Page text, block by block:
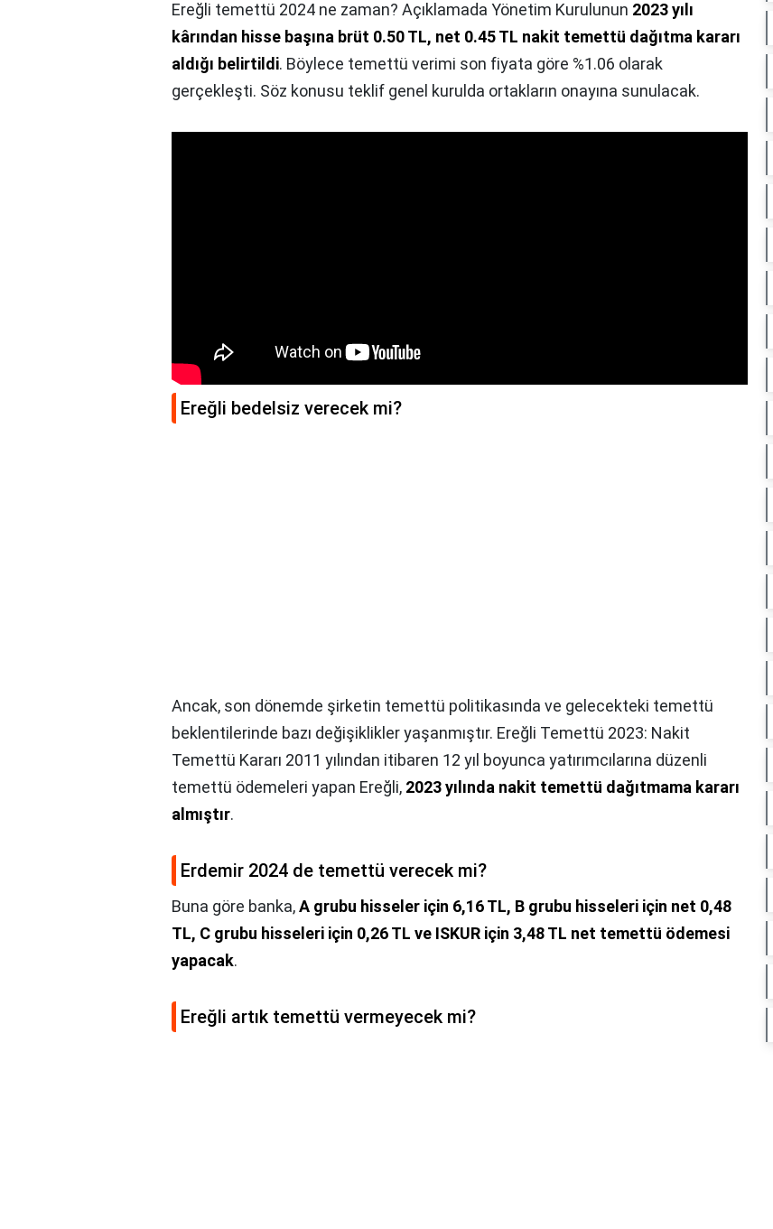
Ereğli temettü 2024 ne zaman? Açıklamada Yönetim Kurulunun 2023 yılı
kârından hisse başına brüt 0.50 TL, net 0.45 TL nakit temettü dağıtma kararı
aldığı belirtildi. Böylece temettü verimi son fiyata göre %1.06 olarak
gerçekleşti. Söz konusu teklif genel kurulda ortakların onayına sunulacak.
Ereğli bedelsiz verecek mi?
Ancak, son dönemde şirketin temettü politikasında ve gelecekteki temettü
beklentilerinde bazı değişiklikler yaşanmıştır. Ereğli Temettü 2023: Nakit
Temettü Kararı 2011 yılından itibaren 12 yıl boyunca yatırımcılarına düzenli
temettü ödemeleri yapan Ereğli, 2023 yılında nakit temettü dağıtmama kararı
almıştır.
Erdemir 2024 de temettü verecek mi?
Buna göre banka,A grubu hisseler için 6,16 TL, B grubu hisseleri için net 0,48
TL, C grubu hisseleri için 0,26 TL ve ISKUR için 3,48 TL net temettü ödemesi
yapacak.
Ereğli artık temettü vermeyecek mi?